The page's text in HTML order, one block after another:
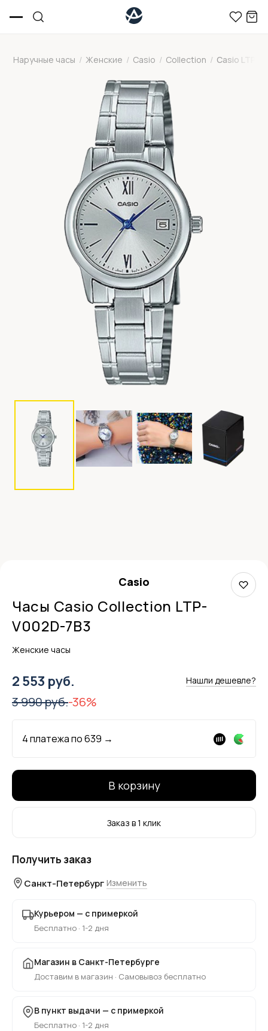
Наручные часы / Женские / Casio / Collection / Casio LTP-
Casio
Часы Casio Collection LTP-
V002D-7B3
Женские часы
2 553 руб. Нашли дешевле?
3 990 руб.-36%
4 платежа по639 →
В корзину
Заказ в 1 клик
Получить заказ
Санкт-Петербург Изменить
Курьером — с примеркой
Бесплатно · 1-2 дня
Магазин в Санкт-Петербурге
Доставим в магазин · Самовывоз бесплатно
В пункт выдачи — с примеркой
Бесплатно · 1-2 дня